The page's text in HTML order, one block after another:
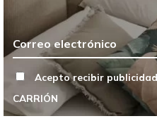
Acepto recibir publicidad
CARRIÓN